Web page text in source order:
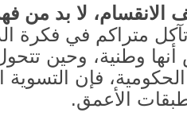
لا بد من
متراكم في فكرة
وطنية، وحين
الحكومية، فإن
الأعمق.